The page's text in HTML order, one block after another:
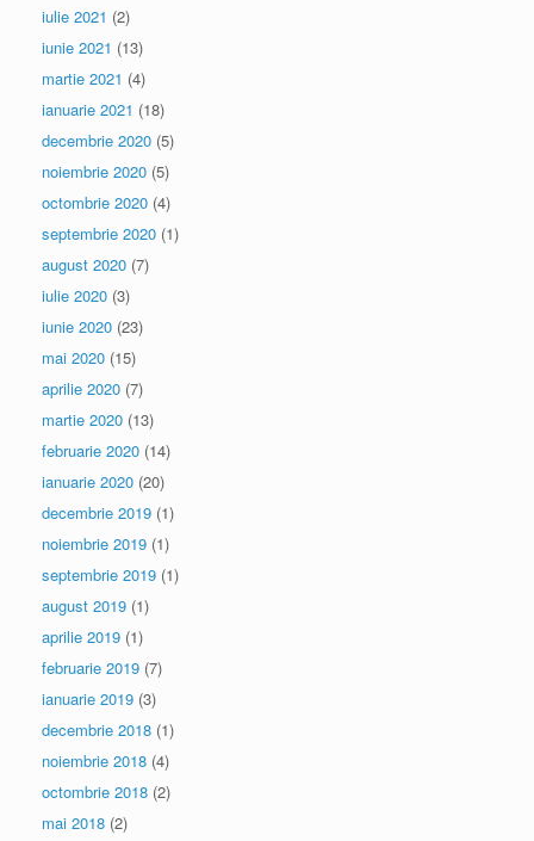
iulie 2021 (2)
iunie 2021 (13)
martie 2021 (4)
ianuarie 2021 (18)
decembrie 2020 (5)
noiembrie 2020 (5)
octombrie 2020 (4)
septembrie 2020 (1)
august 2020 (7)
iulie 2020 (3)
iunie 2020 (23)
mai 2020 (15)
aprilie 2020 (7)
martie 2020 (13)
februarie 2020 (14)
ianuarie 2020 (20)
decembrie 2019 (1)
noiembrie 2019 (1)
septembrie 2019 (1)
august 2019 (1)
aprilie 2019 (1)
februarie 2019 (7)
ianuarie 2019 (3)
decembrie 2018 (1)
noiembrie 2018 (4)
octombrie 2018 (2)
mai 2018 (2)